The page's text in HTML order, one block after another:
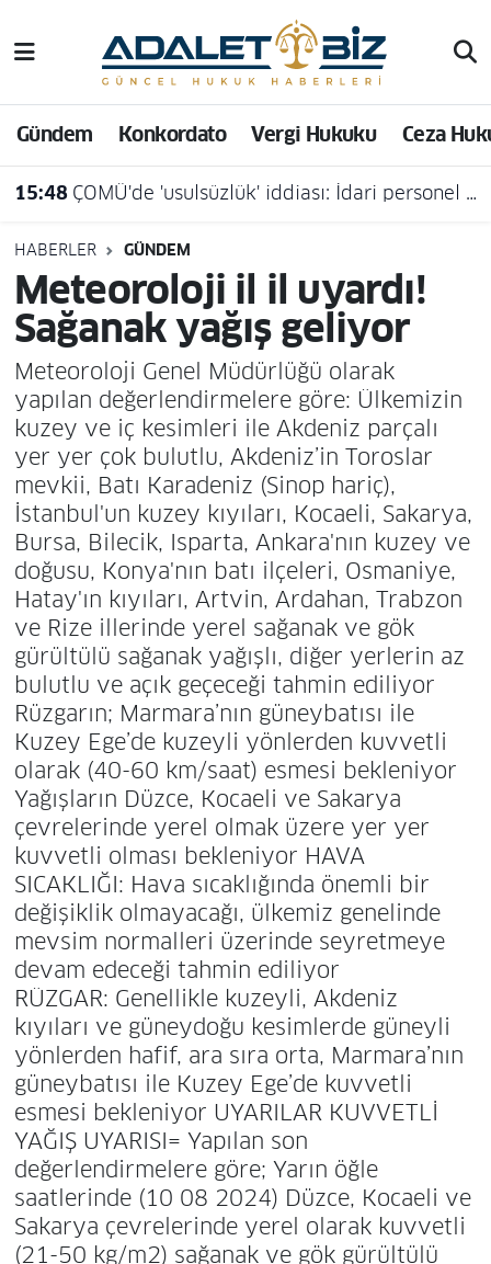
Gündem Konkordato Vergi Hukuku Ceza
15:03 Konut Dokunulmazlığının Hırsızlık Suçunun İşlenmesi Amacıyla İhlali Hâlinde Soruşturma ve Kovuşturmada Şikâyet Aranmamas
HABERLER GÜNDEM
Meteoroloji il il uyardı!
Sağanak yağış geliyor
Meteoroloji Genel Müdürlüğü olarak
yapılan değerlendirmelere göre: Ülkemizin
kuzey ve iç kesimleri ile Akdeniz parçalı
yer yer çok bulutlu, Akdeniz’in Toroslar
mevkii, Batı Karadeniz (Sinop hariç),
İstanbul'un kuzey kıyıları, Kocaeli, Sakarya,
Bursa, Bilecik, Isparta, Ankara'nın kuzey ve
doğusu, Konya'nın batı ilçeleri, Osmaniye,
Hatay'ın kıyıları, Artvin, Ardahan, Trabzon
ve Rize illerinde yerel sağanak ve gök
gürültülü sağanak yağışlı, diğer yerlerin az
bulutlu ve açık geçeceği tahmin ediliyor
Rüzgarın; Marmara’nın güneybatısı ile
Kuzey Ege’de kuzeyli yönlerden kuvvetli
olarak (40-60 km/saat) esmesi bekleniyor
Yağışların Düzce, Kocaeli ve Sakarya
çevrelerinde yerel olmak üzere yer yer
kuvvetli olması bekleniyor HAVA
SICAKLIĞI: Hava sıcaklığında önemli bir
değişiklik olmayacağı, ülkemiz genelinde
mevsim normalleri üzerinde seyretmeye
devam edeceği tahmin ediliyor
RÜZGAR: Genellikle kuzeyli, Akdeniz
kıyıları ve güneydoğu kesimlerde güneyli
yönlerden hafif, ara sıra orta, Marmara’nın
güneybatısı ile Kuzey Ege’de kuvvetli
esmesi bekleniyor UYARILAR KUVVETLİ
YAĞIŞ UYARISI= Yapılan son
değerlendirmelere göre; Yarın öğle
saatlerinde (10 08 2024) Düzce, Kocaeli ve
Sakarya çevrelerinde yerel olarak kuvvetli
(21-50 kg/m2) sağanak ve gök gürültülü
Hava Durumu
Trafik Durumu
Süper Lig Puan Durumu ve Fikstür
Tüm Manşetler
Son Dakika Haberleri
Haber Arşivi